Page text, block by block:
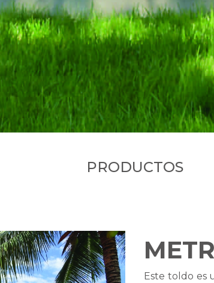
PRODUCTOS
Este toldo es